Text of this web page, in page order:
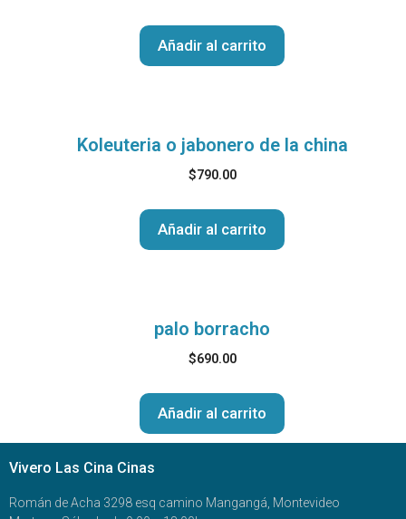
Añadir al carrito
Koleuteria o jabonero de la china
$790.00
Añadir al carrito
palo borracho
$690.00
Añadir al carrito
Vivero Las Cina Cinas
Román de Acha 3298 esq camino Mangangá, Montevideo